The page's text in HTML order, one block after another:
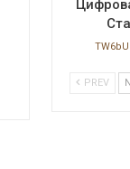
PREV